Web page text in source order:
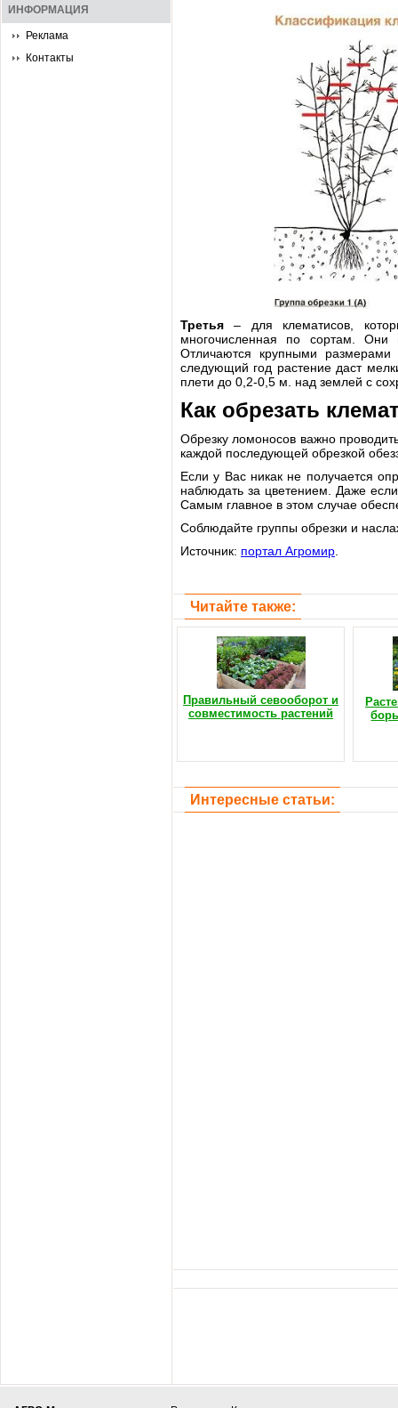
ИНФОРМАЦИЯ
Реклама
Контакты
Третья – для клематисов,
многочисленная по сортам. Они
Отличаются крупными
следующий год растение даст
плети до 0,2-0,5 м. над землей с
Как обрезать
Обрезку ломоносов важно
каждой последующей обрезкой
Если у Вас никак не получается
наблюдать за цветением. Даже
Самым главное в этом случае
Соблюдайте группы обрезки и
Источник: портал Агромир
Читайте также:
Правильный севооборот и
совместимость растений
Интересные статьи: